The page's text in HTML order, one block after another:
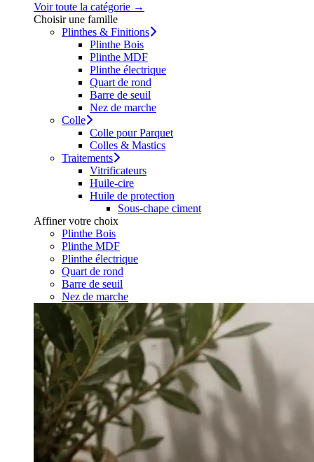
Voir toute la catégorie →
Choisir une famille
Plinthes & Finitions
Plinthe Bois
Plinthe MDF
Plinthe électrique
Quart de rond
Barre de seuil
Nez de marche
Colle
Colle pour Parquet
Colles & Mastics
Traitements
Vitrificateurs
Huile-cire
Huile de protection
Sous-chape ciment
Affiner votre choix
Plinthe Bois
Plinthe MDF
Plinthe électrique
Quart de rond
Barre de seuil
Nez de marche